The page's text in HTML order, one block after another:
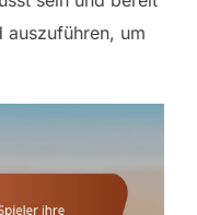
auszuführen, um